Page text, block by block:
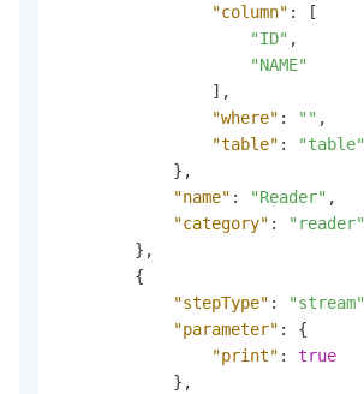
"column" :
[
"ID" ,
"NAME"
] ,
"where" : "" ,
"table" :
"table"
} ,
"name" : "Reader" ,
"category" :
"reader"
} ,
{
"stepType" : "stream"
"parameter" :
{
"print" :
true
} ,